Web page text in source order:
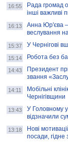
AB InBev Efes
навчальний
школа",
підприємництва у
Золота тварина:
написало про
скільки на ньому
витрачають?
16:55
Рада громад
інші важливі
16:13
Анна Юр'єва
веслування
15:37 У Чернігові
15:14 Робота без
14:43
Президент
звання
14:11
Мобільні
Чернігівщини
13:43
У Головному
відзначили
13:18
Нові
посади,